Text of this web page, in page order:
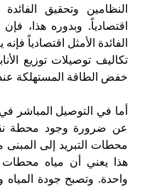
النظامين وتحقيق
اقتصادياً. وبدوره هذا،
الفائدة الأمثل اقتصادياً
تكاليف توصيلات توزيع
خفض الطاقة المستهلكة
أما في التوصيل المباشر في
عن ضرورة وجود محطة
محطات التبريد إلى المبنى
هذا يعني أن مياه محطات
واحدة. وتصبح جودة